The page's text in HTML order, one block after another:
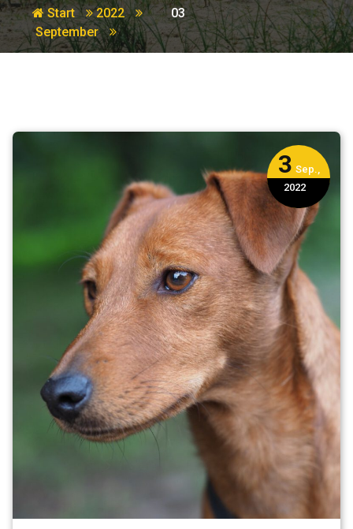
Start
2022
September
03
3 Sep.,
2022